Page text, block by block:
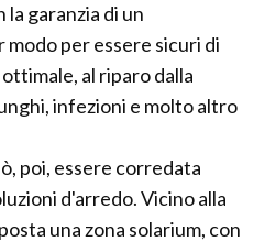
garanzia di un
per essere sicuri di
al riparo dalla
infezioni e molto altro
poi, essere corredata
d'arredo. Vicino alla
una zona solarium, con